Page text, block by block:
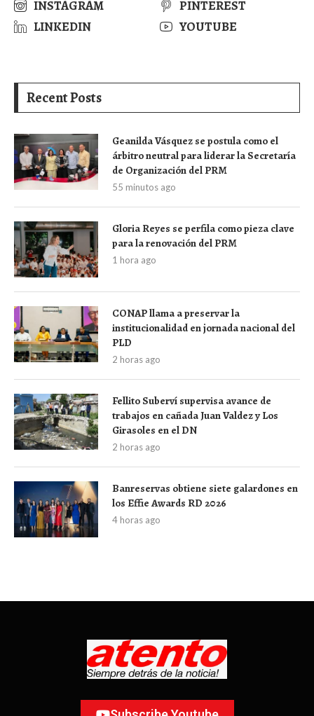
INSTAGRAM
PINTEREST
LINKEDIN
YOUTUBE
Recent Posts
Geanilda Vásquez se postula como el
árbitro neutral para liderar la Secretaría
de Organización del PRM
55 minutos ago
Gloria Reyes se perfila como pieza clave
para la renovación del PRM
1 hora ago
CONAP llama a preservar la
institucionalidad en jornada nacional del
PLD
2 horas ago
Fellito Suberví supervisa avance de
trabajos en cañada Juan Valdez y Los
Girasoles en el DN
2 horas ago
Banreservas obtiene siete galardones en
los Effie Awards RD 2026
4 horas ago